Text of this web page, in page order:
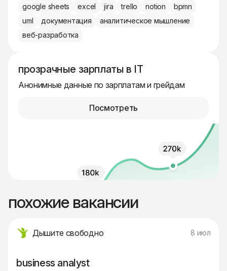
google sheets excel jira trello notion
bpmn
uml
документация
аналитическое мышление
веб-разработка
прозрачные зарплаты в IT
Анонимные данные по зарплатам и грейдам
Посмотреть
похожие вакансии
Дышите свободно 8 июл
business analyst